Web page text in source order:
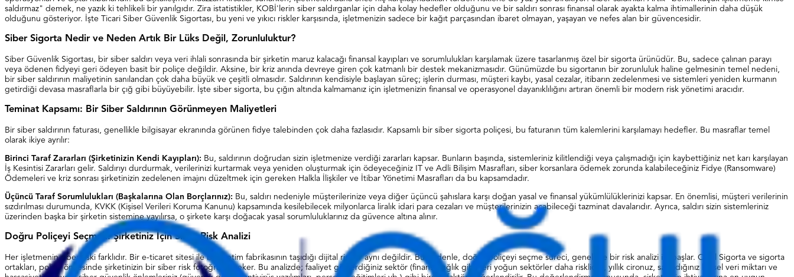
saldırmaz" demek, ne yazık ki tehlikeli bir yanılgıdır. Zira istatistikler, KOBİ'lerin siber saldırganlar için daha kolay hedefler olduğunu ve bir saldırı sonrası finansal olarak ayakta kalma ihtimallerinin daha düşük
olduğunu gösteriyor. İşte Ticari Siber Güvenlik Sigortası, bu yeni ve yıkıcı riskler karşısında, işletmenizin sadece bir kağıt parçasından ibaret olmayan, yaşayan ve nefes alan bir güvencesidir.
Siber Sigorta Nedir ve Neden Artık Bir Lüks Değil, Zorunluluktur?
Siber Güvenlik Sigortası, bir siber saldırı veya veri ihlali sonrasında bir şirketin maruz kalacağı finansal kayıpları ve sorumlulukları karşılamak üzere tasarlanmış özel bir sigorta ürünüdür. Bu, sadece çalınan parayı
veya ödenen fidyeyi geri ödeyen basit bir poliçe değildir. Aksine, bir kriz anında devreye giren çok katmanlı bir destek mekanizmasıdır. Günümüzde bu sigortanın bir zorunluluk haline gelmesinin temel nedeni,
bir siber saldırının maliyetinin sanılandan çok daha büyük ve çeşitli olmasıdır. Saldırının kendisiyle başlayan süreç; işlerin durması, müşteri kaybı, yasal cezalar, itibarın zedelenmesi ve sistemleri yeniden kurmanın
getirdiği devasa masraflarla bir çığ gibi büyüyebilir. İşte siber sigorta, bu çığın altında kalmamanız için işletmenizin finansal ve operasyonel dayanıklılığını artıran önemli bir modern risk yönetimi aracıdır.
Teminat Kapsamı: Bir Siber Saldırının Görünmeyen Maliyetleri
Bir siber saldırının faturası, genellikle bilgisayar ekranında görünen fidye talebinden çok daha fazlasıdır. Kapsamlı bir siber sigorta poliçesi, bu faturanın tüm kalemlerini karşılamayı hedefler. Bu masraflar temel
olarak ikiye ayrılır:
Birinci Taraf Zararları (Şirketinizin Kendi Kayıpları): Bu, saldırının doğrudan sizin işletmenize verdiği zararları kapsar. Bunların başında, sistemleriniz kilitlendiği veya çalışmadığı için kaybettiğiniz net karı karşılayan
İş Kesintisi Zararları gelir. Saldırıyı durdurmak, verilerinizi kurtarmak veya yeniden oluşturmak için ödeyeceğiniz IT ve Adli Bilişim Masrafları, siber korsanlara ödemek zorunda kalabileceğiniz Fidye (Ransomware)
Ödemeleri ve kriz sonrası şirketinizin zedelenen imajını düzeltmek için gereken Halkla İlişkiler ve İtibar Yönetimi Masrafları da bu kapsamdadır.
Üçüncü Taraf Sorumlulukları (Başkalarına Olan Borçlarınız): Bu, saldırı nedeniyle müşterilerinize veya diğer üçüncü şahıslara karşı doğan yasal ve finansal yükümlülüklerinizi kapsar. En önemlisi, müşteri verilerinin
sızdırılması durumunda, KVKK (Kişisel Verileri Koruma Kanunu) kapsamında kesilebilecek milyonlarca liralık idari para cezaları ve müşterilerinizin açabileceği tazminat davalarıdır. Ayrıca, saldırı sizin sistemleriniz
üzerinden başka bir şirketin sistemine yayılırsa, o şirkete karşı doğacak yasal sorumluluklarınız da güvence altına alınır.
Doğru Poliçeyi Seçmek:Şirketiniz İçin Siber Risk Analizi
Her işletmenin siber riski farklıdır. Bir e-ticaret sitesi ile bir üretim fabrikasının taşıdığı dijital riskler aynı değildir. Bu nedenle, doğru poliçeyi seçme süreci, genellikle bir risk analizi ile başlar. Oğul Sigorta ve sigorta
ortakları, poliçe öncesinde şirketinizin bir siber risk fotoğrafını çeker. Bu analizde; faaliyet gösterdiğiniz sektör (finans, sağlık gibi veri yoğun sektörler daha risklidir), yıllık cironuz, sakladığınız kişisel veri miktarı ve